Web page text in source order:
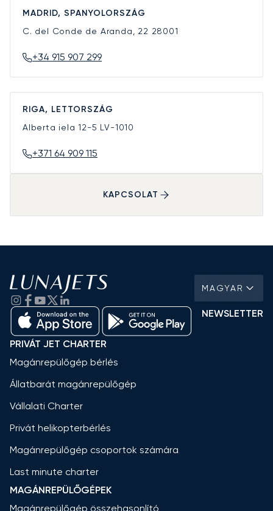
MADRID, SPANYOLORSZÁG
C. del Conde de Aranda, 22 28001
+34 915 907 299
RIGA, LETTORSZÁG
Alberta iela 12-5 LV-1010
+371 64 909 115
KAPCSOLAT
MAGYAR
NEWSLETTER
PRIVÁT JET CHARTER
Magánrepülőgép bérlés
Állatbarát magánrepülőgép
Vállalati Charter
Privát helikopterbérlés
Magánrepülőgép csoportok számára
Last minute charter
MAGÁNREPÜLŐGÉPEK
Magánrepülőgép összehasonlító